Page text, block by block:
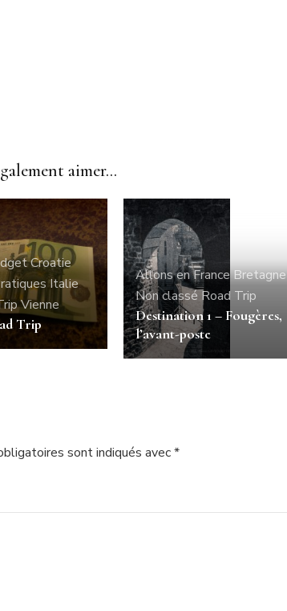
aimer...
Croatie
Italie
Vienne
Trip
Allons en France Bretagne
Non classé Road Trip
Destination 1 – Fougères,
l’avant-poste
sont indiqués avec*